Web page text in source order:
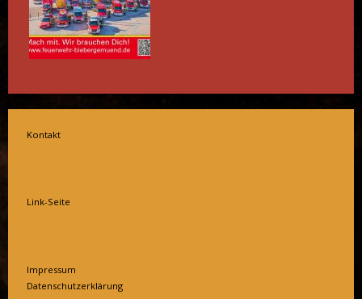
Kontakt
Link-Seite
Impressum
Datenschutzerklärung